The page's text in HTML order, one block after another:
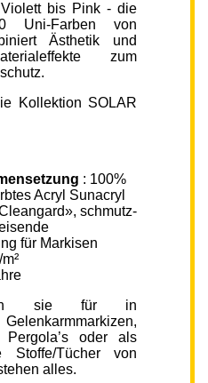
bis Pink - die
Uni-Farben von
Ästhetik und
zum
Kollektion SOLAR
: 100%
Acryl Sunacryl
schmutz-
für Markisen
sie für in
Pergola’s oder als
Stoffe/Tücher von
alles.